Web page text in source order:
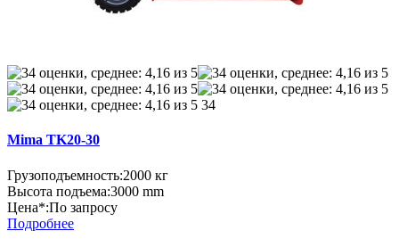
34
Mima TK20-30
Грузоподъемность:2000 кг
Высота подъема:3000 mm
Цена*:По запросу
Подробнее